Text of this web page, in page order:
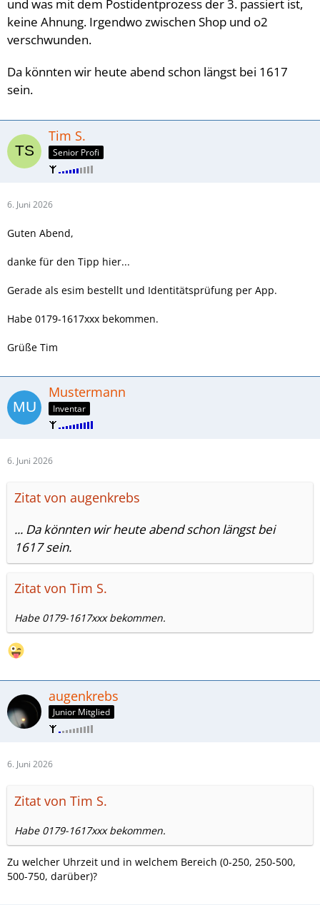
und was mit dem Postidentprozess der 3. passiert ist,
keine Ahnung. Irgendwo zwischen Shop und o2
verschwunden.
Da könnten wir heute abend schon längst bei 1617
sein.
Tim S.
Senior Profi
6. Juni 2026
Guten Abend,
danke für den Tipp hier...
Gerade als esim bestellt und Identitätsprüfung per App.
Habe 0179-1617xxx bekommen.
Grüße Tim
Mustermann
Inventar
6. Juni 2026
Zitat von augenkrebs
... Da könnten wir heute abend schon längst bei
1617 sein.
Zitat von Tim S.
Habe 0179-1617xxx bekommen.
augenkrebs
Junior Mitglied
6. Juni 2026
Zitat von Tim S.
Habe 0179-1617xxx bekommen.
Zu welcher Uhrzeit und in welchem Bereich (0-250, 250-500,
500-750, darüber)?